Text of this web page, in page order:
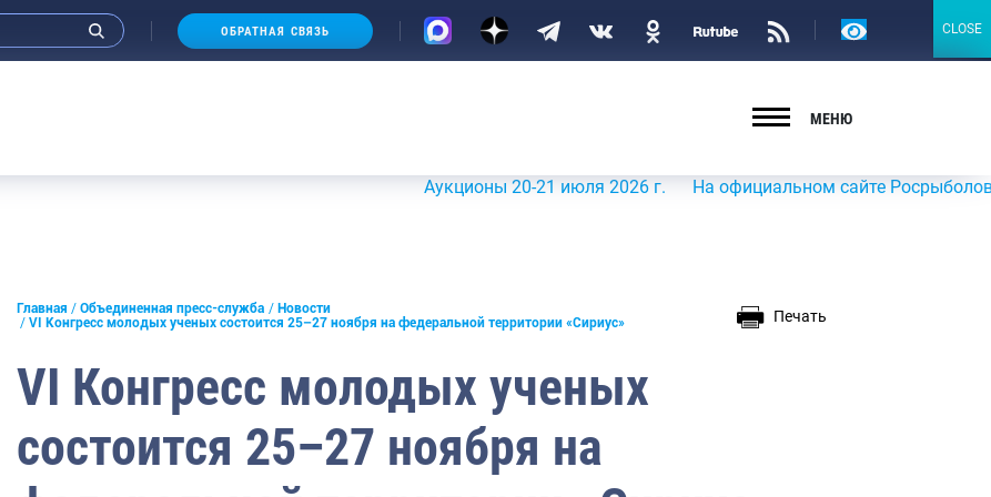
ОБРАТНАЯ СВЯЗЬ
Версия
МЕНЮ
Аукционы 20-21 июля 2026 г. На официальном сайте Росрыболовства в
Главная Объединенная пресс-служба
Новости
VI Конгресс молодых ученых состоится 25–27 ноября на федеральной территории «Сириус»
Печать
VI Конгресс молодых ученых
состоится 25–27 ноября на
CLOSE
CLOSE